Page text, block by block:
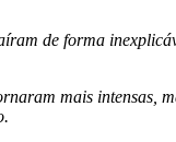
de forma
mais